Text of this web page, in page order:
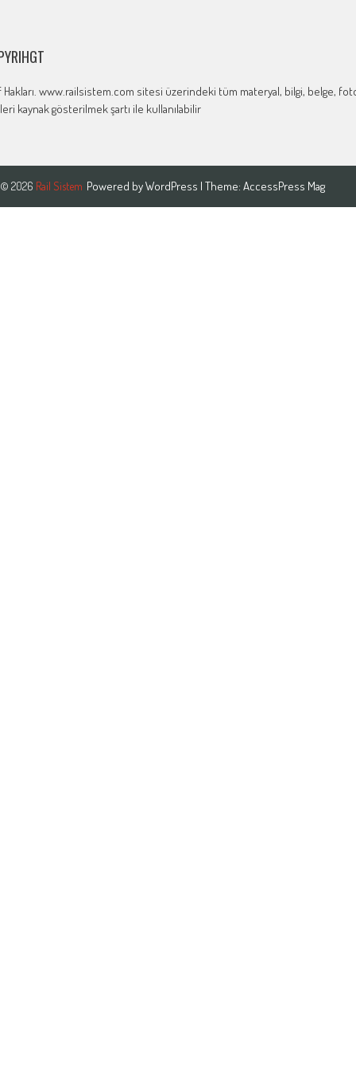
Hakları. www.railsistem.com sitesi üzerindeki tüm materyal, bilgi, belge,
kaynak gösterilmek şartı ile kullanılabilir
© 2026 Rail Sistem Powered byWordPress | Theme: AccessPress Mag